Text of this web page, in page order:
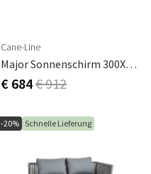
Cane-Line
Major Sonnenschirm 300X300 Cm Grau
€ 684€ 912
-20% Schnelle Lieferung